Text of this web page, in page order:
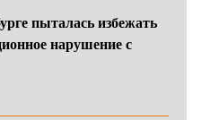
пыталась избежать
нарушение с